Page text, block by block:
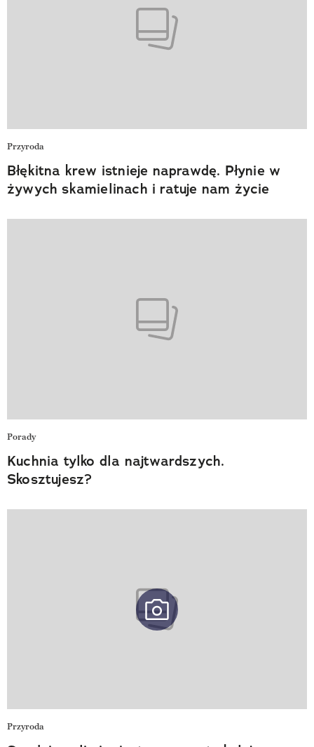
Przyroda
Błękitna krew istnieje naprawdę. Płynie w
żywych skamielinach i ratuje nam życie
Porady
Kuchnia tylko dla najtwardszych.
Skosztujesz?
Przyroda